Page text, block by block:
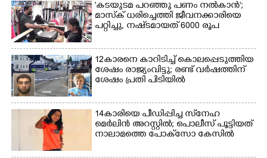
'കടയുടമ പറഞ്ഞു പണം നൽകാൻ';
മാസ്‌ക് ധരിച്ചെത്തി ജീവനക്കാരിയെ
പറ്റിച്ചു, നഷ്‌ടമായത് 6000 രൂപ
12കാരനെ കാറിടിച്ച് കൊലപ്പെടുത്തിയ
ശേഷം രാജ്യംവിട്ടു; രണ്ട് വർഷത്തിന്
ശേഷം പ്രതി പിടിയിൽ
14കാരിയെ പീഡിപ്പിച്ച സ്‌നേഹ
മെർലിൻ അറസ്റ്റിൽ; പൊലീസ് പൂട്ടിയത്
നാലാമത്തെ പോക്‌സോ കേസിൽ